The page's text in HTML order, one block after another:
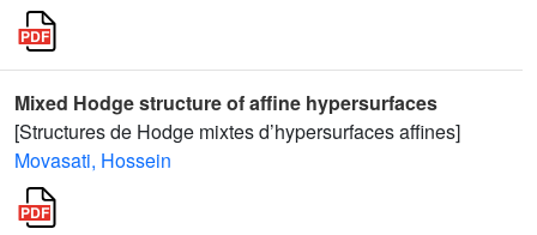
Mixed Hodge structure of affine hypersurfaces
[Structures de Hodge mixtes d’hypersurfaces affines]
Movasati, Hossein